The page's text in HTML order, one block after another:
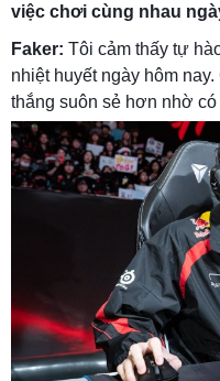
việc chơi cùng nhau
Faker: Tôi cảm thấy tự
nhiệt huyết ngày hôm
thắng suôn sẻ hơn nhờ có